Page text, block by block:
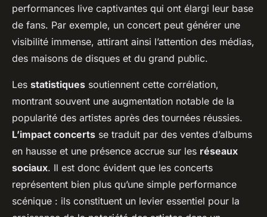
performances live captivantes qui ont élargi leur base
de fans. Par exemple, un concert peut générer une
visibilité immense, attirant ainsi l’attention des médias,
des maisons de disques et du grand public.
Les statistiques soutiennent cette corrélation,
montrant souvent une augmentation notable de la
popularité des artistes après des tournées réussies.
L’impact concerts se traduit par des ventes d’albums
en hausse et une présence accrue sur les réseaux
sociaux. Il est donc évident que les concerts
représentent bien plus qu’une simple performance
scénique : ils constituent un levier essentiel pour la